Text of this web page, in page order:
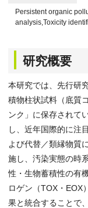
Persistent organic
analysis,Toxicity
研究概要
本研究では、先行研
積物柱状試料（底質
ンク」に保存されて
し、近年国際的に注
よび代替／類縁物質
施し、汚染実態の時
性・生物蓄積性の有
ロゲン（TOX・EOX
果と統合することで